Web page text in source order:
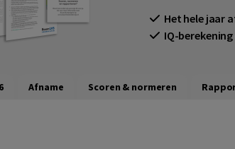
Het hele jaar
IQ-
Afname Scoren & normeren